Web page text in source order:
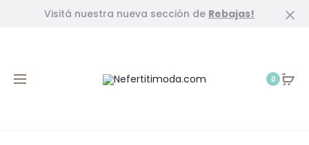
Visitá nuestra nueva sección de Rebajas!
0